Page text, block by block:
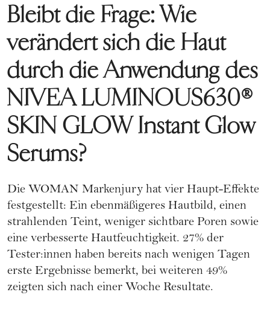
Bleibt die Frage: Wie
verändert sich die Haut
durch die Anwendung des
NIVEA LUMINOUS630®
SKIN GLOW Instant Glow
Serums?
Die WOMAN Markenjury hat vier Haupt-Effekte
festgestellt: Ein ebenmäßigeres Hautbild, einen
strahlenden Teint, weniger sichtbare Poren sowie
eine verbesserte Hautfeuchtigkeit. 27% der
Tester:innen haben bereits nach wenigen Tagen
erste Ergebnisse bemerkt, bei weiteren 49%
zeigten sich nach einer Woche Resultate.